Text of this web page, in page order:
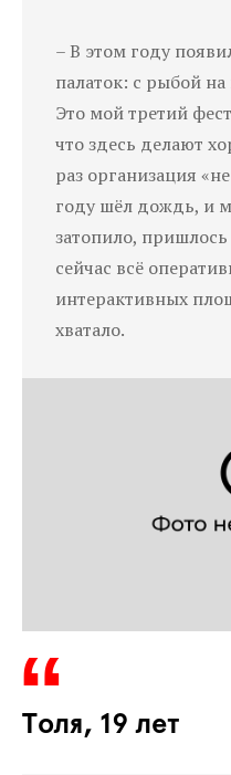
– В этом году
палаток: с рыбой на
Это мой третий
что здесь делают
раз организация
году шёл дождь, и
затопило,
сейчас всё
интерактивных
хватало.
Толя, 19 лет